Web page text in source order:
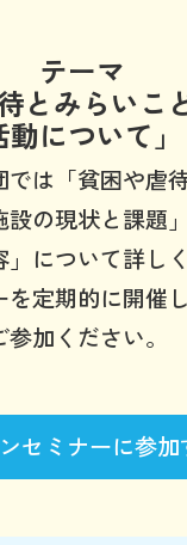
テーマ
とみらいこ
動について」
では「貧困や虐
の現状と課題
」について詳し
定期的に開催
加ください。
セミナーに参加